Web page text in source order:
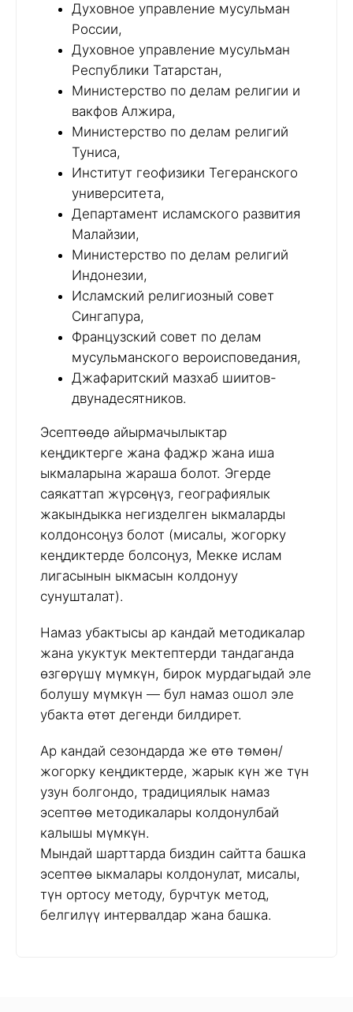
Духовное управление мусульман
России,
Духовное управление мусульман
Республики Татарстан,
Министерство по делам религии и
вакфов Алжира,
Министерство по делам религий
Туниса,
Институт геофизики Тегеранского
университета,
Департамент исламского развития
Малайзии,
Министерство по делам религий
Индонезии,
Исламский религиозный совет
Сингапура,
Французский совет по делам
мусульманского вероисповедания,
Джафаритский мазхаб шиитов-
двунадесятников.
Эсептөөдө айырмачылыктар
кеңдиктерге жана фаджр жана иша
ыкмаларына жараша болот. Эгерде
саякаттап жүрсөңүз, географиялык
жакындыкка негизделген ыкмаларды
колдонсоңуз болот (мисалы, жогорку
кеңдиктерде болсоңуз, Мекке ислам
лигасынын ыкмасын колдонуу
сунушталат).
Намаз убактысы ар кандай методикалар
жана укуктук мектептерди тандаганда
өзгөрүшү мүмкүн, бирок мурдагыдай эле
болушу мүмкүн — бул намаз ошол эле
убакта өтөт дегенди билдирет.
Ар кандай сезондарда же өтө төмөн/
жогорку кеңдиктерде, жарык күн же түн
узун болгондо, традициялык намаз
эсептөө методикалары колдонулбай
калышы мүмкүн.
Мындай шарттарда биздин сайтта башка
эсептөө ыкмалары колдонулат, мисалы,
түн ортосу методу, бурчтук метод,
белгилүү интервалдар жана башка.